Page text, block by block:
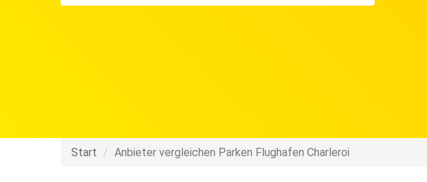
Start Anbieter vergleichen Parken Flughafen Charleroi